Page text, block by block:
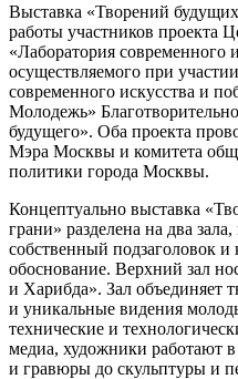
Выставка «Творений
работы участников проекта
«Лаборатория современного
осуществляемого при
современного искусства и
Молодежь»
будущего». Оба проекта
Мэра Москвы и комитета
политики города Москвы.
Концептуально выставка
грани» разделена на два
собственный подзаголовок и
обоснование. Верхний зал
и Харибда». Зал объединяет
и уникальные видения
технические и
медиа, художники работают
и гравюры до скульптуры и